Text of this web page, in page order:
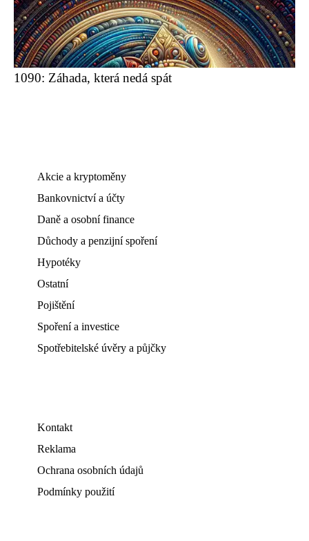
1090: Záhada, která nedá spát
Akcie a kryptoměny
Bankovnictví a účty
Daně a osobní finance
Důchody a penzijní spoření
Hypotéky
Ostatní
Pojištění
Spoření a investice
Spotřebitelské úvěry a půjčky
Kontakt
Reklama
Ochrana osobních údajů
Podmínky použití